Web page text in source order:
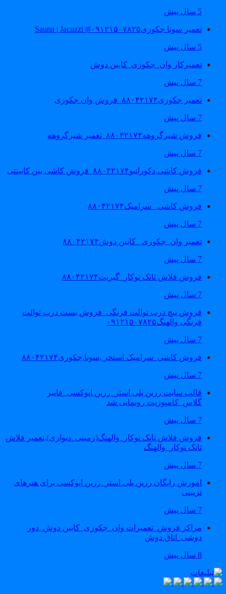
تعمیر سونا جکوزی۰۹۱۲۱۵۰۷۸۲۵#| Sauna | Jacuzzi
تعمیرکار وان_جکوزی_کابین دوش
تعمیر جکوزی۸۸۰۴۲۱۷۴_فروش وان جکوزی
فروش شیرگروهه۸۸۰۴۲۱۷۴_تعمیر شیرگروهه
فروش کاشی دکوراتیو۸۸۰۴۲۱۷۴_فروش کاشی بین کابینتی
فروش کاشی _سرامیک۸۸۰۴۲۱۷۴
تعمیر وان_جکوزی_ کابین دوش۸۸۰۴۲۱۷۴
فروش فلاش تانک توکار_گبریت۸۸۰۴۲۱۷۴
فروش پیچ درب توالت فرنگی_فروش بست درب توالت
فرنگی والهنگ۰۹۱۲۱۵۰۷۸۲۵
فروش کاشی_سرامیک استخر ,سونا,جکوزی۸۸۰۴۲۱۷۴
قالب سایت رزین پلی استر_رزین اپوکسی_فایبر
گلاس_کامپوزیت رونمایی شد
فروش فلاش تانک توکار_والهنگ(زمینی_دیواری),تعمیر فلاش
تانک توکار_والهنگ
اموزش رایگان رزین پلی استر_رزین اپوکسی برای هنرهای
تزیینی
مراکز فروش_تعمیرات وان_جکوزی_کابین دوش_دور
دوشی_اتاق دوش